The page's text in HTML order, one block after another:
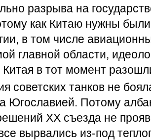
разрыва на
как Китаю нужны
в том числе
главной области,
в тот момент
советских танков не
Югославией. Потому
XX съезда не
вырвались из-под